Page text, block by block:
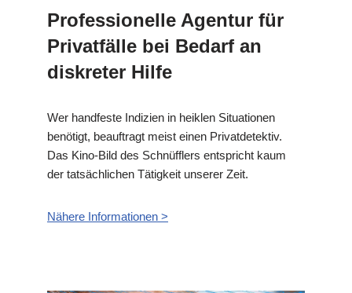
Professionelle Agentur für
Privatfälle bei Bedarf an
diskreter Hilfe
Wer handfeste Indizien in heiklen Situationen
benötigt, beauftragt meist einen Privatdetektiv.
Das Kino-Bild des Schnüfflers entspricht kaum
der tatsächlichen Tätigkeit unserer Zeit.
Nähere Informationen >